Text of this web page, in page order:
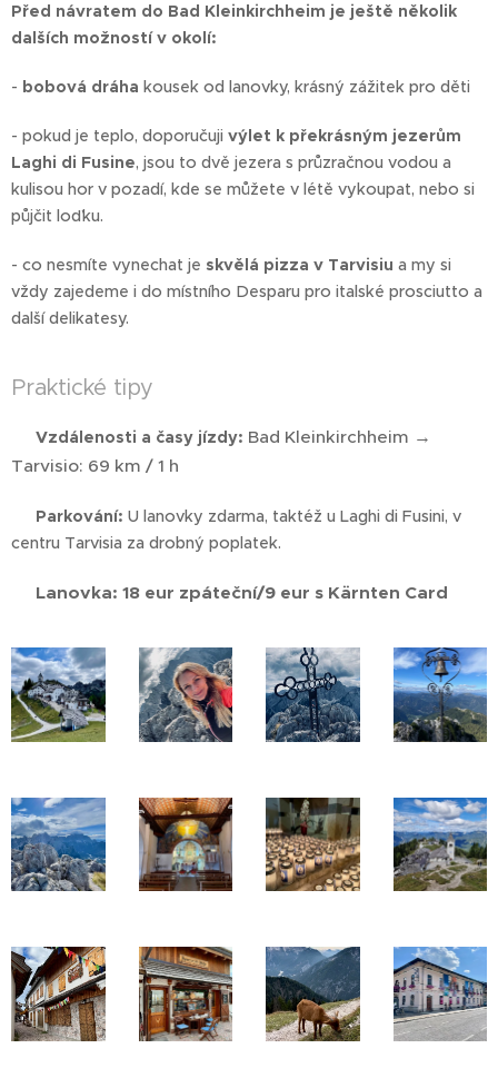
Před návratem do Bad Kleinkirchheim je ještě několik
dalších možností v okolí:
- bobová dráha kousek od lanovky, krásný zážitek pro děti
- pokud je teplo, doporučuji výlet k překrásným jezerům
Laghi di Fusine, jsou to dvě jezera s průzračnou vodou a
kulisou hor v pozadí, kde se můžete v létě vykoupat, nebo si
půjčit loďku.
- co nesmíte vynechat je skvělá pizza v Tarvisiu a my si
vždy zajedeme i do místního Desparu pro italské prosciutto a
další delikatesy.
Praktické tipy
Vzdálenosti a časy jízdy: Bad Kleinkirchheim →
Tarvisio: 69 km / 1 h
Parkování: U lanovky zdarma, taktéž u Laghi di Fusini, v
centru Tarvisia za drobný poplatek.
Lanovka: 18 eur zpáteční/9 eur s Kärnten Card